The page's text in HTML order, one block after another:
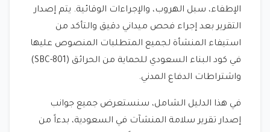
الإطفاء، سبل الهروب، والإجراءات الوقائية. يتم إصدار
التقرير بعد إجراء فحص ميداني دقيق والتأكد من
استيفاء المنشأة لجميع المتطلبات المنصوص عليها
في كود البناء السعودي للحماية من الحرائق (SBC-801)
واشتراطات الدفاع المدني.
في هذا الدليل الشامل، سنستعرض جميع جوانب
إصدار تقرير سلامة المنشآت في السعودية، بدءاً من